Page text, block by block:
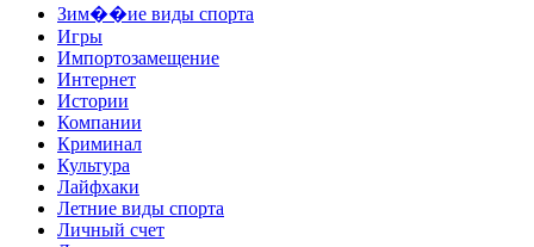
Зим��ие виды спорта
Игры
Импортозамещение
Интернет
Истории
Компании
Криминал
Культура
Лайфхаки
Летние виды спорта
Личный счет